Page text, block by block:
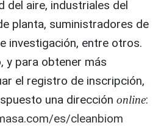
del aire, industriales del
planta, suministradores de
investigación, entre otros.
y para obtener más
el registro de inscripción,
una dirección online:
es/cleanbiom